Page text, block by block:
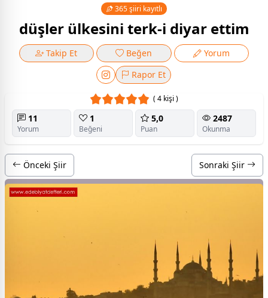
365 şiiri kayıtlı
düşler ülkesini terk-i diyar ettim
Takip Et Beğen
Yorum
Rapor Et
( 4 kişi )
11
Yorum
1
Beğeni
5,0
Puan
2487
Okunma
Önceki Şiir Sonraki Şiir